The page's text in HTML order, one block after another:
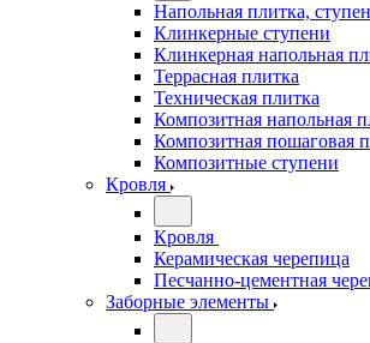
Напольная плитка,
Клинкерные ступени
Клинкерная напольная
Террасная плитка
Техническая плитка
Композитная напольная
Композитная пошаговая
Композитные ступени
Кровля
Кровля
Керамическая черепица
Песчанно-цементная
Заборные элементы